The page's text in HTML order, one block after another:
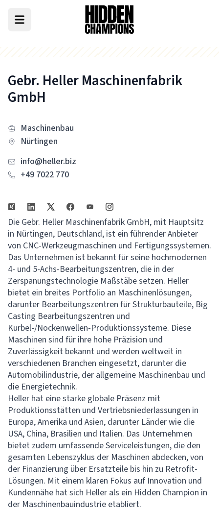
Gebr. Heller Maschinenfabrik
GmbH
Maschinenbau
Nürtingen
info@heller.biz
+49 7022 770
Die Gebr. Heller Maschinenfabrik GmbH, mit Hauptsitz
in Nürtingen, Deutschland, ist ein führender Anbieter
von CNC-Werkzeugmaschinen und Fertigungssystemen.
Das Unternehmen ist bekannt für seine hochmodernen
4- und 5-Achs-Bearbeitungszentren, die in der
Zerspanungstechnologie Maßstäbe setzen. Heller
bietet ein breites Portfolio an Maschinenlösungen,
darunter Bearbeitungszentren für Strukturbauteile, Big
Casting Bearbeitungszentren und
Kurbel-/Nockenwellen-Produktionssysteme. Diese
Maschinen sind für ihre hohe Präzision und
Zuverlässigkeit bekannt und werden weltweit in
verschiedenen Branchen eingesetzt, darunter die
Automobilindustrie, der allgemeine Maschinenbau und
die Energietechnik.
Heller hat eine starke globale Präsenz mit
Produktionsstätten und Vertriebsniederlassungen in
Europa, Amerika und Asien, darunter Länder wie die
USA, China, Brasilien und Italien. Das Unternehmen
bietet zudem umfassende Serviceleistungen, die den
gesamten Lebenszyklus der Maschinen abdecken, von
der Finanzierung über Ersatzteile bis hin zu Retrofit-
Lösungen. Mit einem klaren Fokus auf Innovation und
Kundennähe hat sich Heller als ein Hidden Champion in
der Maschinenbauindustrie etabliert.